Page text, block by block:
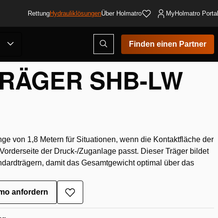
RettungHydrauliklösungenÜber Holmatro MyHolmatro
Suchmodus
öffnen
Finden einen Partner
Träger SHB-...
SHB-LW
von 1,8 Metern für Situationen, wenn die Kontaktfläche der
der Druck-/Zuganlage passt. Dieser Träger bildet
damit das Gesamtgewicht optimal über das
anfordern
Zur
Wunschliste